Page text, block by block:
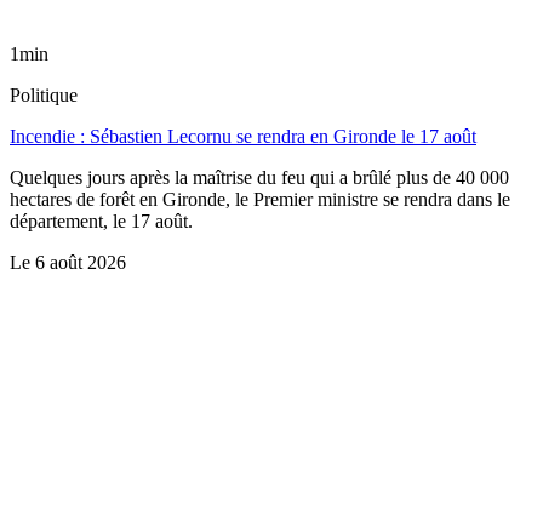
1min
Politique
Incendie : Sébastien Lecornu se rendra en Gironde le 17 août
Quelques jours après la maîtrise du feu qui a brûlé plus de 40 000
hectares de forêt en Gironde, le Premier ministre se rendra dans le
département, le 17 août.
Le 6 août 2026